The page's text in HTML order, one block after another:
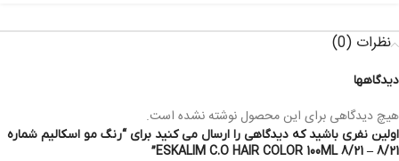
نظرات (0)
دیدگاهها
هیچ دیدگاهی برای این محصول نوشته نشده است.
اولین نفری باشید که دیدگاهی را ارسال می کنید برای “رنگ مو اسکالیم شماره
8/21 – ESKALIM C.O HAIR COLOR 100ML 8/21”